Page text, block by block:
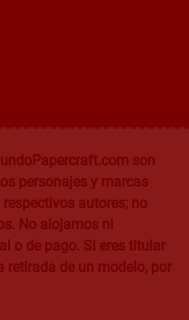
son
personajes y marcas
autores; no
No alojamos ni
o de pago. Si eres titular
retirada de un modelo, por